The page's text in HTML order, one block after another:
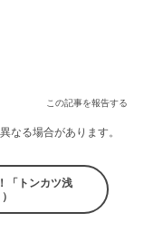
この記事を報告する
なる場合があります。
「トンカツ浅